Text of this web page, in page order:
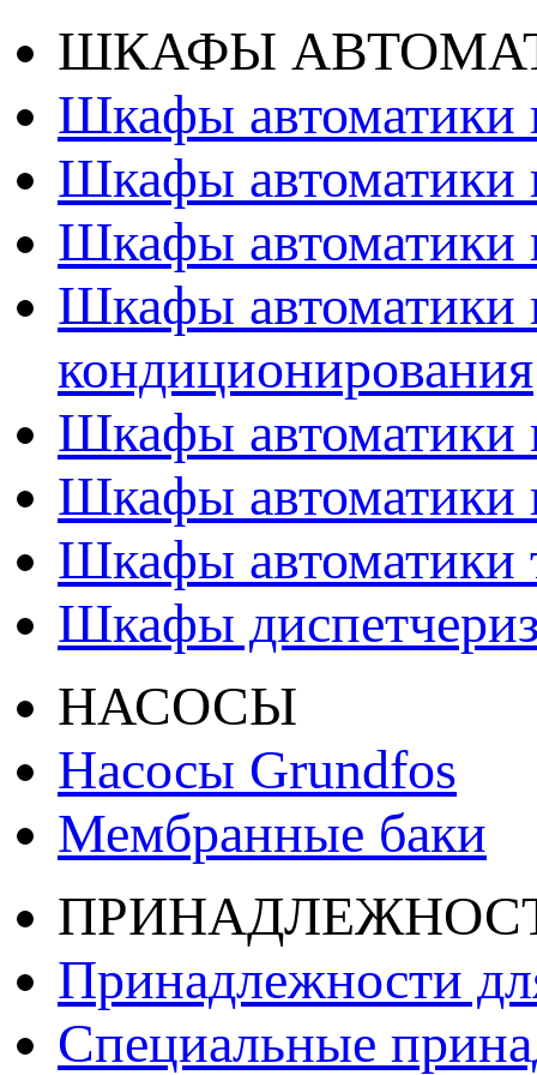
ШКАФЫ
Шкафы автоматики
Шкафы автоматики
Шкафы автоматики
Шкафы автоматики
кондиционирования
Шкафы автоматики
Шкафы автоматики
Шкафы автоматики
Шкафы
НАСОСЫ
Насосы Grundfos
Мембранные баки
Принадлежности
Специальные